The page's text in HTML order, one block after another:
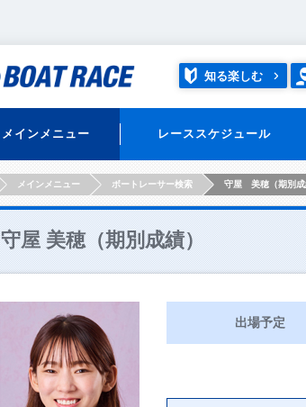
知る楽しむ
メインメニュー レーススケジュール
HOMEメインメニュー ボートレーサー検索 守屋 美穂（期別成
守屋 美穂（期別成績）
出場予定